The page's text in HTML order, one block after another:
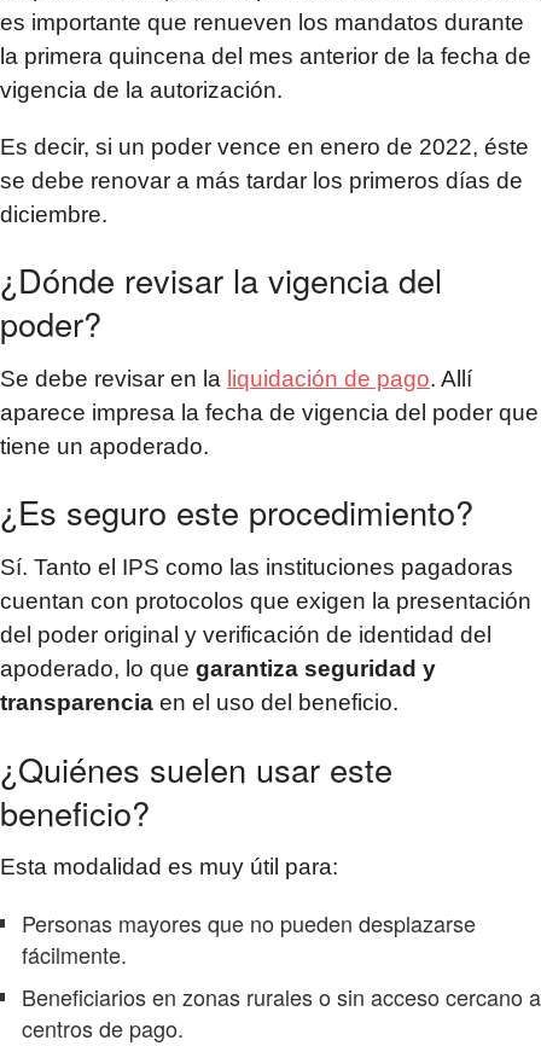
es importante que renueven los mandatos durante
la primera quincena del mes anterior de la fecha de
vigencia de la autorización.
Es decir, si un poder vence en enero de 2022, éste
se debe renovar a más tardar los primeros días de
diciembre.
¿Dónde revisar la vigencia del
poder?
Se debe revisar en la liquidación de pago. Allí
aparece impresa la fecha de vigencia del poder que
tiene un apoderado.
¿Es seguro este procedimiento?
Sí. Tanto el IPS como las instituciones pagadoras
cuentan con protocolos que exigen la presentación
del poder original y verificación de identidad del
apoderado, lo que garantiza seguridad y
transparencia en el uso del beneficio.
¿Quiénes suelen usar este
beneficio?
Esta modalidad es muy útil para:
Personas mayores que no pueden desplazarse
fácilmente.
Beneficiarios en zonas rurales o sin acceso cercano a
centros de pago.